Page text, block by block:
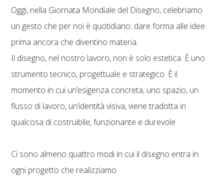
Oggi, nella Giornata Mondiale del Disegno, celebriamo
un gesto che per noi è quotidiano: dare forma alle idee
prima ancora che diventino materia.
Il disegno, nel nostro lavoro, non è solo estetica. È uno
strumento tecnico, progettuale e strategico. È il
momento in cui un’esigenza concreta, uno spazio, un
flusso di lavoro, un’identità visiva, viene tradotta in
qualcosa di costruibile, funzionante e durevole.
Ci sono almeno quattro modi in cui il disegno entra in
ogni progetto che realizziamo.